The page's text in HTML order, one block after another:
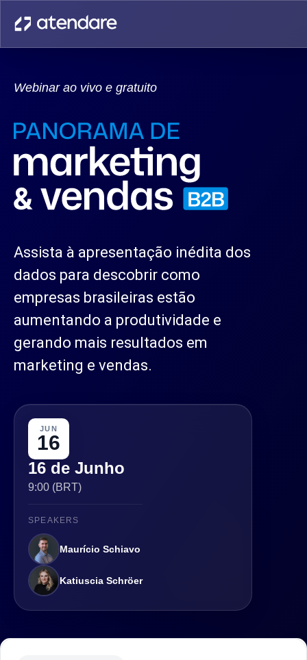
Webinar ao vivo e gratuito
Assista à apresentação inédita dos
dados para descobrir como
empresas brasileiras estão
aumentando a produtividade e
gerando mais resultados em
marketing e vendas.
JUN
16
16 de Junho
9:00 (BRT)
SPEAKERS
Maurício Schiavo
Katiuscia Schröer